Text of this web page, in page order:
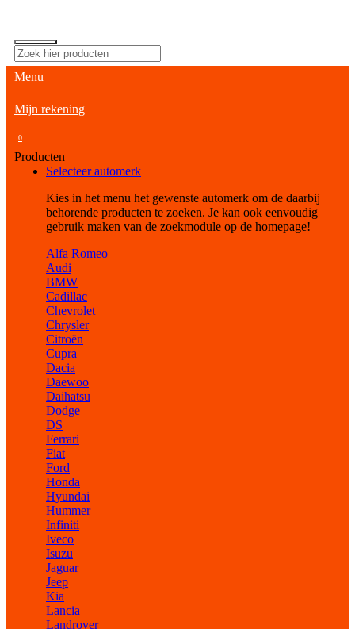
Menu
Mijn rekening
0
Producten
Selecteer automerk
Kies in het menu het gewenste automerk om de daarbij
behorende producten te zoeken. Je kan ook eenvoudig
gebruik maken van de zoekmodule op de homepage!
Alfa Romeo
Audi
BMW
Cadillac
Chevrolet
Chrysler
Citroën
Cupra
Dacia
Daewoo
Daihatsu
Dodge
DS
Ferrari
Fiat
Ford
Honda
Hyundai
Hummer
Infiniti
Iveco
Isuzu
Jaguar
Jeep
Kia
Lancia
Landrover